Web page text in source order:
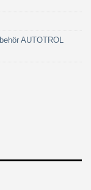
AUTOTROL